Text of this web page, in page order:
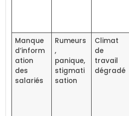
Manque
d’inform
ation
des
salariés
Rumeurs
,
panique,
stigmati
sation
Climat
de
travail
dégradé